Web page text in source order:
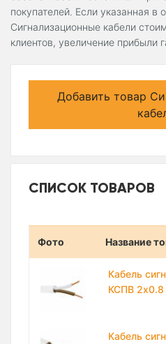
покупателей. Если указанная в
Сигнализационные кабели
клиентов, увеличение прибыли
Добавить товар
СПИСОК ТОВАРОВ
Фото Название
Кабель
КСПВ 2х0.8
Кабель